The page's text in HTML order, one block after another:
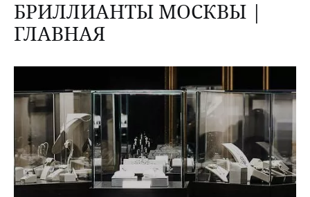
БРИЛЛИАНТЫ МОСКВЫ |
ГЛАВНАЯ